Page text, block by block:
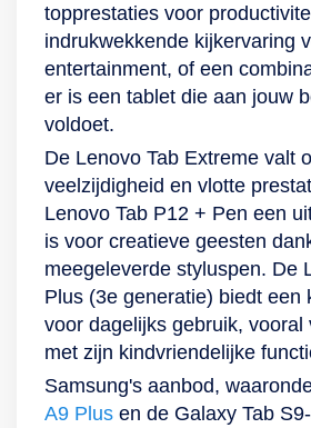
topprestaties voor
indrukwekkende kijkervaring
entertainment, of een
er is een tablet die aan jouw
voldoet.
De Lenovo Tab Extreme valt
veelzijdigheid en vlotte
Lenovo Tab P12 + Pen een
is voor creatieve geesten
meegeleverde styluspen. De
Plus (3e generatie) biedt een
voor dagelijks gebruik, vooral
met zijn kindvriendelijke
Samsung's aanbod,
A9 Plus en de Galaxy Tab